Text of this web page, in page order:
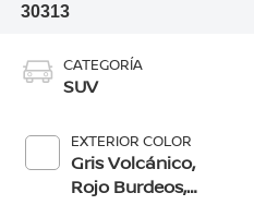
30313
CATEGORÍA
SUV
EXTERIOR COLOR
Gris Volcánico,
Rojo Burdeos,